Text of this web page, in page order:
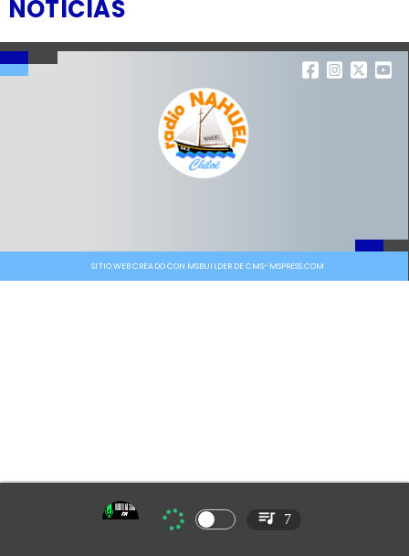
NOTICIAS
SITIO WEB CREADO CON MSBUILDER DE CMS-MSPRESS.COM
7